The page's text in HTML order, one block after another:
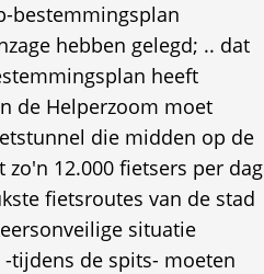
bestemmingsplan
hebben gelegd; .. dat
heeft
de Helperzoom moet
die midden op de
12.000 fietsers per dag
fietsroutes van de stad
situatie
tijdens de spits- moeten